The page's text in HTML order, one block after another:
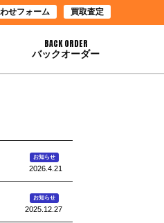
せフォーム 買取査定
BACK ORDER
バックオーダー
お知らせ
2026.4.21
お知らせ
2025.12.27